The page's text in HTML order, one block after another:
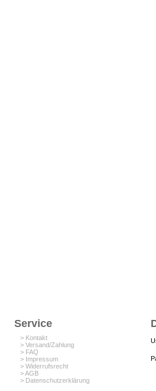
Service
> Kontakt
> Versand/Zahlung
> FAQ
> Impressum
> Widerrufsrecht
> AGB
> Datenschutzerklärung